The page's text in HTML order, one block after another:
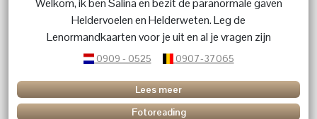
Welkom, ik ben Salina en bezit de paranormale gaven
Heldervoelen en Helderweten. Leg de
Lenormandkaarten voor je uit en al je vragen zijn
welkom.
0909 - 0525 0907-37065
Lees meer
Fotoreading